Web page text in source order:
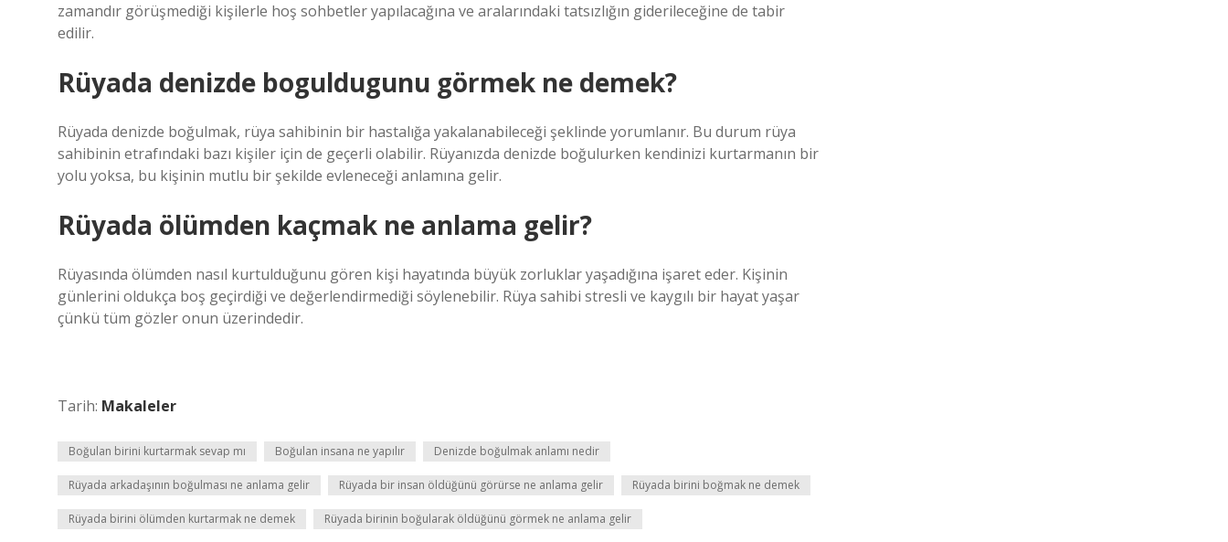
zamandır görüşmediği kişilerle hoş sohbetler yapılacağına ve aralarındaki tatsızlığın giderileceğine de tabir
edilir.
Rüyada denizde boguldugunu görmek ne demek?
Rüyada denizde boğulmak, rüya sahibinin bir hastalığa yakalanabileceği şeklinde yorumlanır. Bu durum rüya
sahibinin etrafındaki bazı kişiler için de geçerli olabilir. Rüyanızda denizde boğulurken kendinizi kurtarmanın bir
yolu yoksa, bu kişinin mutlu bir şekilde evleneceği anlamına gelir.
Rüyada ölümden kaçmak ne anlama gelir?
Rüyasında ölümden nasıl kurtulduğunu gören kişi hayatında büyük zorluklar yaşadığına işaret eder. Kişinin
günlerini oldukça boş geçirdiği ve değerlendirmediği söylenebilir. Rüya sahibi stresli ve kaygılı bir hayat yaşar
çünkü tüm gözler onun üzerindedir.
Tarih: Makaleler
Boğulan birini kurtarmak sevap mı Boğulan insana ne yapılır Denizde boğulmak anlamı nedir
Rüyada arkadaşının boğulması ne anlama gelir Rüyada bir insan öldüğünü görürse ne anlama gelir Rüyada birini boğmak ne demek
Rüyada birini ölümden kurtarmak ne demek Rüyada birinin boğularak öldüğünü görmek ne anlama gelir